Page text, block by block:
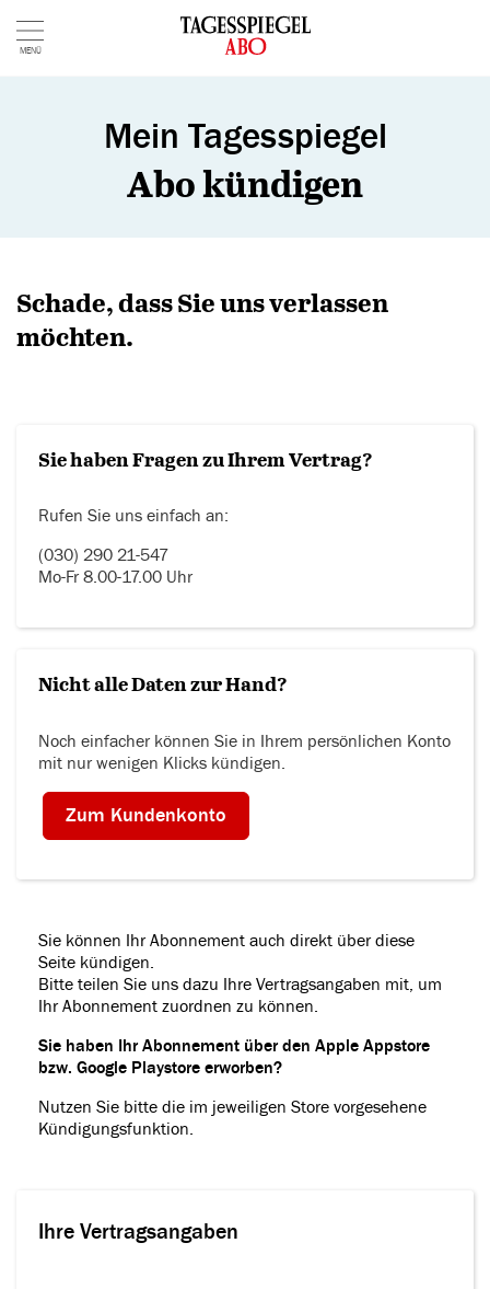
MENÜ
Mein Tagesspiegel
Abo kündigen
Schade, dass Sie uns verlassen
möchten.
Sie haben Fragen zu Ihrem Vertrag?
Rufen Sie uns einfach an:
(030) 290 21-547
Mo-Fr 8.00-17.00 Uhr
Nicht alle Daten zur Hand?
Noch einfacher können Sie in Ihrem persönlichen Konto
mit nur wenigen Klicks kündigen.
Zum Kundenkonto
Sie können Ihr Abonnement auch direkt über diese
Seite kündigen.
Bitte teilen Sie uns dazu Ihre Vertragsangaben mit, um
Ihr Abonnement zuordnen zu können.
Sie haben Ihr Abonnement über den Apple Appstore
bzw. Google Playstore erworben?
Nutzen Sie bitte die im jeweiligen Store vorgesehene
Kündigungsfunktion.
Ihre Vertragsangaben